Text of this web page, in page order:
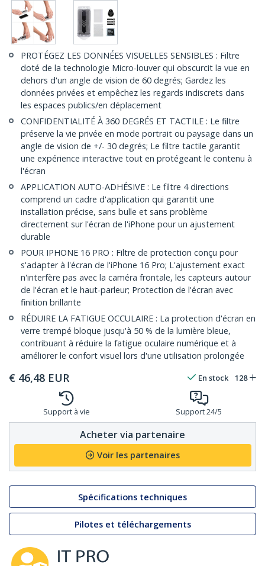
PROTÉGEZ LES DONNÉES VISUELLES SENSIBLES : Filtre
doté de la technologie Micro-louver qui obscurcit la vue en
dehors d'un angle de vision de 60 degrés; Gardez les
données privées et empêchez les regards indiscrets dans
les espaces publics/en déplacement
CONFIDENTIALITÉ À 360 DEGRÉS ET TACTILE : Le filtre
préserve la vie privée en mode portrait ou paysage dans un
angle de vision de +/- 30 degrés; Le filtre tactile garantit
une expérience interactive tout en protégeant le contenu à
l'écran
APPLICATION AUTO-ADHÉSIVE : Le filtre 4 directions
comprend un cadre d'application qui garantit une
installation précise, sans bulle et sans problème
directement sur l'écran de l'iPhone pour un ajustement
durable
POUR IPHONE 16 PRO : Filtre de protection conçu pour
s'adapter à l'écran de l'iPhone 16 Pro; L'ajustement exact
n'interfère pas avec la caméra frontale, les capteurs autour
de l'écran et le haut-parleur; Protection de l'écran avec
finition brillante
RÉDUIRE LA FATIGUE OCCULAIRE : La protection d'écran en
verre trempé bloque jusqu'à 50 % de la lumière bleue,
contribuant à réduire la fatigue oculaire numérique et à
améliorer le confort visuel lors d'une utilisation prolongée
€ 46,48 EUR En stock 128
Support à vie Support 24/5
Acheter via partenaire
Voir les partenaires
Spécifications techniques
Pilotes et téléchargements